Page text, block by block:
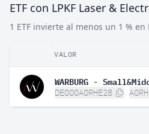
ETF con LPKF Laser &
1 ETF invierte al menos un 1 % en
VALOR
WARBURG -
DE000A0RHE28